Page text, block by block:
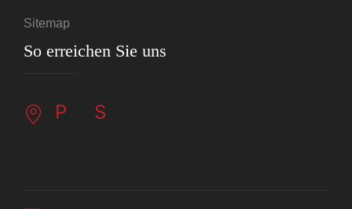
Sitemap
So erreichen Sie uns
P S